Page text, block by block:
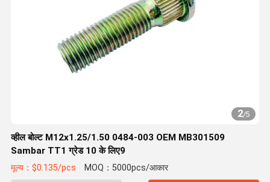
2/5
व्हील बोल्ट M12x1.25/1.50 0484-003 OEM MB301509
Sambar TT1 ग्रेड 10 के लिए9
मूल्य：$0.135/pcs MOQ：5000pcs/आकार